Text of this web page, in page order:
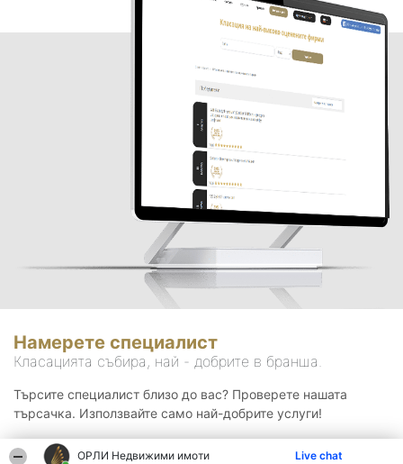
ОРЛИ Недвижими имоти Live chat
Намерете специалист
Класацията събира, най - добрите в бранша.
Търсите специалист близо до вас? Проверете нашата
търсачка. Използвайте само най-добрите услуги!